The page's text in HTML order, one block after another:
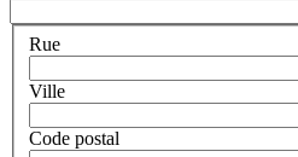
Rue
Ville
Code postal